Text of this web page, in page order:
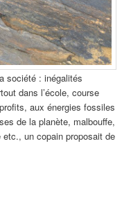
société : inégalités
dans l’école, course
aux énergies fossiles
de la planète, malbouffe,
un copain proposait de